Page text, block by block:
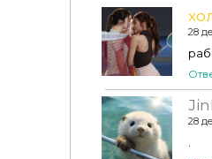
Liyahsim - ❄️ Winter
28
28